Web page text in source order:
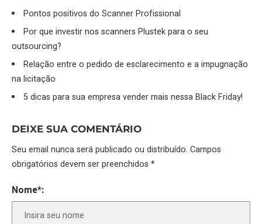
Pontos positivos do Scanner Profissional
Por que investir nos scanners Plustek para o seu
outsourcing?
Relação entre o pedido de esclarecimento e a impugnação
na licitação
5 dicas para sua empresa vender mais nessa Black Friday!
DEIXE SUA COMENTÁRIO
Seu email nunca será publicado ou distribuído. Campos
obrigatórios devem ser preenchidos *
Nome*: